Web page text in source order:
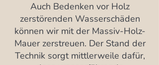
Auch Bedenken vor Holz
zerstörenden Wasserschäden
können wir mit der Massiv-Holz-
Mauer zerstreuen. Der Stand der
Technik sorgt mittlerweile dafür,